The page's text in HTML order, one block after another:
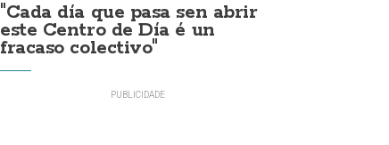
"Cada día que pasa sen abrir
este Centro de Día é un
fracaso colectivo"